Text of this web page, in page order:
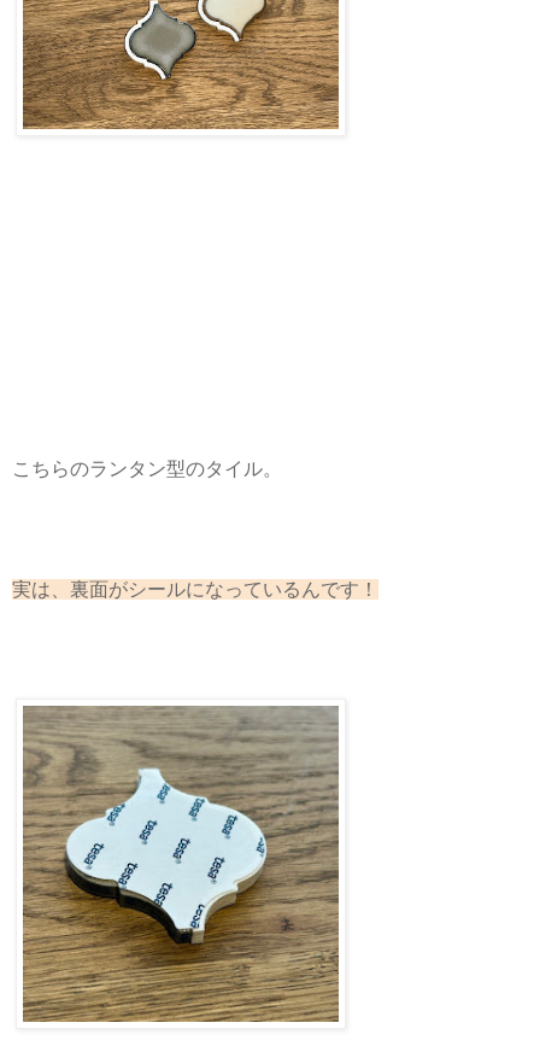
こちらのランタン型のタイル。
実は、裏面がシールになっているんです！